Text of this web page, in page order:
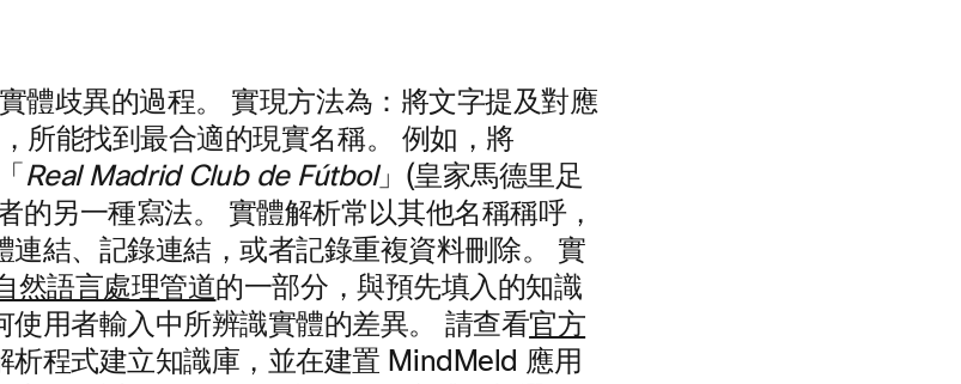
體歧異的過程。 實現方法為：將文字提及對應
所能找到最合適的現實名稱。 例如，將
Real Madrid Club de Fútbol」(皇家馬德里足
的另一種寫法。 實體解析常以其他名稱稱呼，
連結、記錄連結，或者記錄重複資料刪除。 實
然語言處理管道的一部分，與預先填入的知識
使用者輸入中所辨識實體的差異。 請查看官方
析程式建立知識庫，並在建置 MindMeld 應用